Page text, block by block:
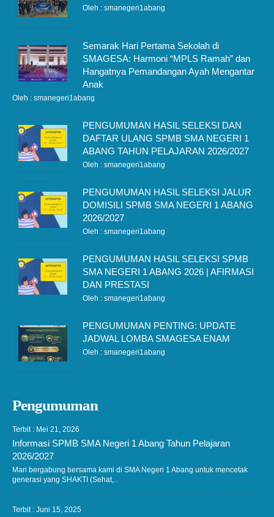
Oleh : smanegeri1abang
Semarak Hari Pertama Sekolah di
SMAGESA: Harmoni “MPLS Ramah” dan
Hangatnya Pemandangan Ayah Mengantar
Anak
Oleh : smanegeri1abang
PENGUMUMAN HASIL SELEKSI DAN
DAFTAR ULANG SPMB SMA NEGERI 1
ABANG TAHUN PELAJARAN 2026/2027
Oleh : smanegeri1abang
PENGUMUMAN HASIL SELEKSI JALUR
DOMISILI SPMB SMA NEGERI 1 ABANG
2026/2027
Oleh : smanegeri1abang
PENGUMUMAN HASIL SELEKSI SPMB
SMA NEGERI 1 ABANG 2026 | AFIRMASI
DAN PRESTASI
Oleh : smanegeri1abang
PENGUMUMAN PENTING: UPDATE
JADWAL LOMBA SMAGESA ENAM
Oleh : smanegeri1abang
Pengumuman
Terbit : Mei 21, 2026
Informasi SPMB SMA Negeri 1 Abang Tahun Pelajaran
2026/2027
Mari bergabung bersama kami di SMA Negeri 1 Abang untuk mencetak
generasi yang SHAKTI (Sehat,..
Terbit : Juni 15, 2025